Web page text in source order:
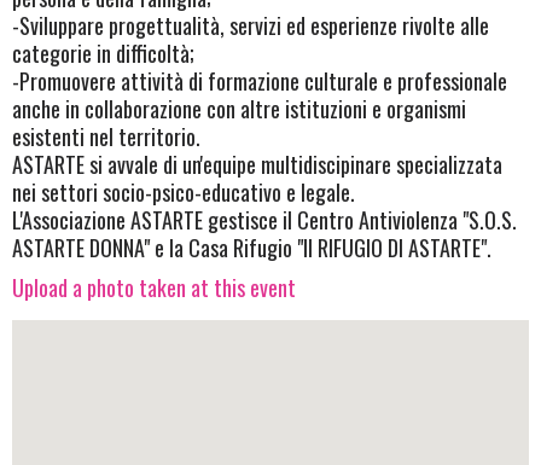
-Sviluppare progettualità, servizi ed esperienze rivolte alle
categorie in difficoltà;
-Promuovere attività di formazione culturale e professionale
anche in collaborazione con altre istituzioni e organismi
esistenti nel territorio.
ASTARTE si avvale di un'equipe multidiscipinare specializzata
nei settori socio-psico-educativo e legale.
L'Associazione ASTARTE gestisce il Centro Antiviolenza "S.O.S.
ASTARTE DONNA" e la Casa Rifugio "Il RIFUGIO DI ASTARTE".
Upload a photo taken at this event